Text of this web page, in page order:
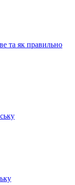
та як правильно